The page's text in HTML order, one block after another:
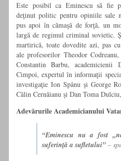
Este posibil ca Eminescu să fie
deţinut politic pentru opiniile sale
pus apoi în cămaşă de forţă, un
largă de regimul criminal sovietic.
martirică, toate dovedite azi, pas
ale profesorilor Theodor
Constantin Barbu,
Cimpoi, expertul în informaţii
investigaţie Ion Spânu şi George
Călin Cernăianu şi Dan Toma
Adevărurile Academicianului
“Eminescu nu a fost
suferință a sufletului” –